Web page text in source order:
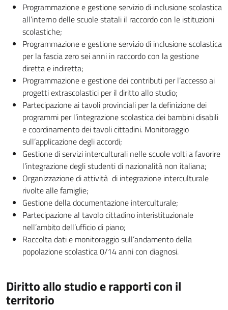
Programmazione e gestione servizio di inclusione scolastica
all’interno delle scuole statali il raccordo con le istituzioni
scolastiche;
Programmazione e gestione servizio di inclusione scolastica
per la fascia zero sei anni in raccordo con la gestione
diretta e indiretta;
Programmazione e gestione dei contributi per l’accesso ai
progetti extrascolastici per il diritto allo studio;
Partecipazione ai tavoli provinciali per la definizione dei
programmi per l’integrazione scolastica dei bambini disabili
e coordinamento dei tavoli cittadini. Monitoraggio
sull’applicazione degli accordi;
Gestione di servizi interculturali nelle scuole volti a favorire
l’integrazione degli studenti di nazionalità non italiana;
Organizzazione di attività di integrazione interculturale
rivolte alle famiglie;
Gestione della documentazione interculturale;
Partecipazione al tavolo cittadino interistituzionale
nell’ambito dell’ufficio di piano;
Raccolta dati e monitoraggio sull’andamento della
popolazione scolastica 0/14 anni con diagnosi.
Diritto allo studio e rapporti con il
territorio